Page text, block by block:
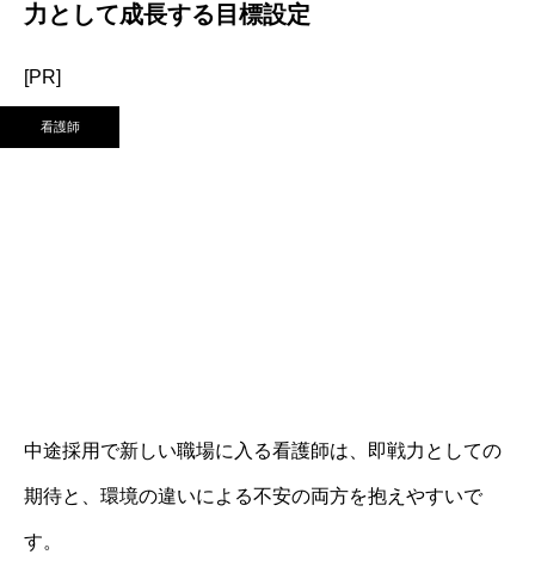
力として成長する目標設定
[PR]
看護師
中途採用で新しい職場に入る看護師は、即戦力としての
期待と、環境の違いによる不安の両方を抱えやすいで
す。